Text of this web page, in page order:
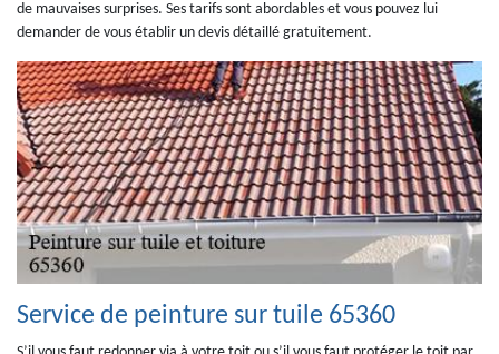
de mauvaises surprises. Ses tarifs sont abordables et vous pouvez lui
demander de vous établir un devis détaillé gratuitement.
Service de peinture sur tuile 65360